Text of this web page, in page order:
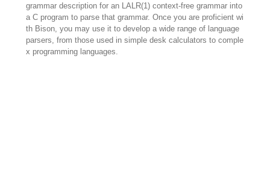
grammar description for an LALR(1) context-free grammar into
a C program to parse that grammar. Once you are proficient wi
th Bison, you may use it to develop a wide range of language
parsers, from those used in simple desk calculators to comple
x programming languages.